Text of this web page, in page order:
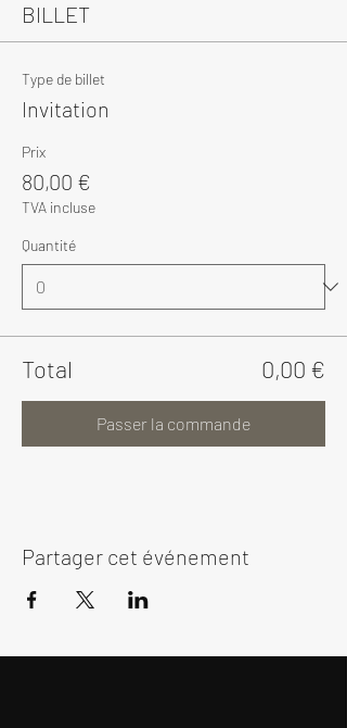
BILLET
Type de billet
Invitation
Prix
80,00 €
TVA incluse
Quantité
Total 0,00 €
Passer la commande
Partager cet événement